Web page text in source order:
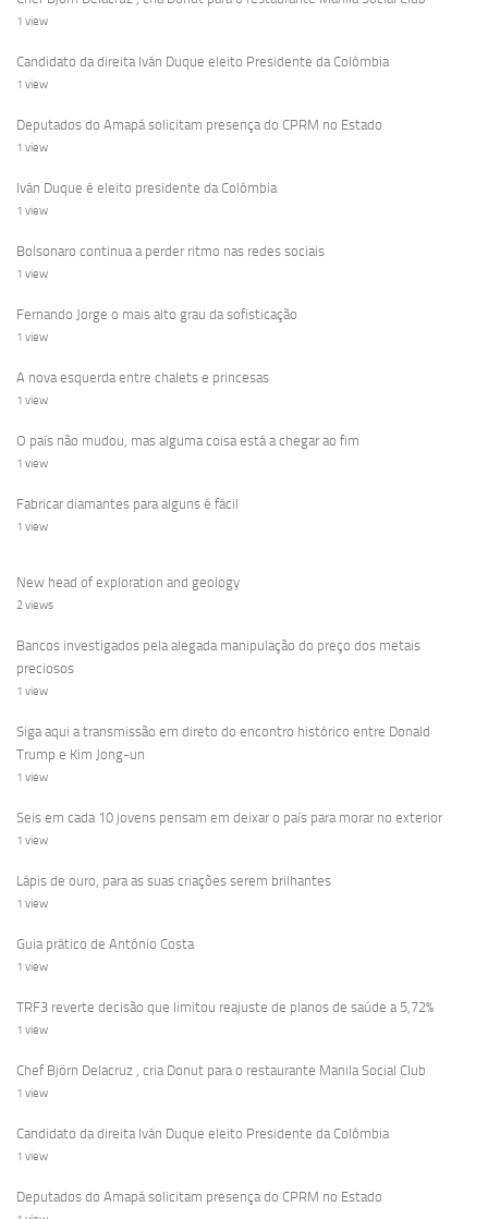
1 view
Candidato da direita Iván Duque eleito Presidente da Colômbia
1 view
Deputados do Amapá solicitam presença do CPRM no Estado
1 view
Iván Duque é eleito presidente da Colômbia
1 view
Bolsonaro continua a perder ritmo nas redes sociais
1 view
Fernando Jorge o mais alto grau da sofisticação
1 view
A nova esquerda entre chalets e princesas
1 view
O país não mudou, mas alguma coisa está a chegar ao fim
1 view
Fabricar diamantes para alguns é fácil
1 view
New head of exploration and geology
2 views
Bancos investigados pela alegada manipulação do preço dos metais
preciosos
1 view
Siga aqui a transmissão em direto do encontro histórico entre Donald
Trump e Kim Jong-un
1 view
Seis em cada 10 jovens pensam em deixar o país para morar no exterior
1 view
Lápis de ouro, para as suas criações serem brilhantes
1 view
Guia prático de António Costa
1 view
TRF3 reverte decisão que limitou reajuste de planos de saúde a 5,72%
1 view
Chef Björn Delacruz , cria Donut para o restaurante Manila Social Club
1 view
Candidato da direita Iván Duque eleito Presidente da Colômbia
1 view
Deputados do Amapá solicitam presença do CPRM no Estado